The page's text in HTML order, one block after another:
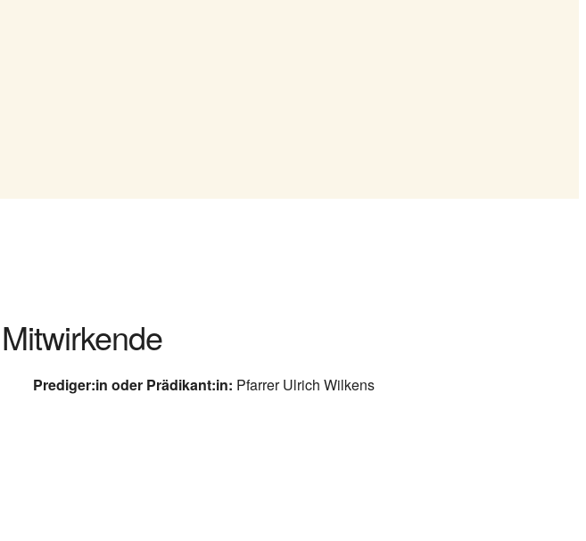
Mitwirkende
Prediger:in oder Prädikant:in: Pfarrer Ulrich Wilkens